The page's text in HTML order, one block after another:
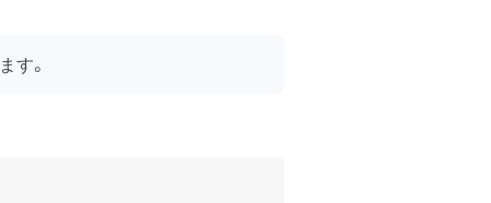
す。